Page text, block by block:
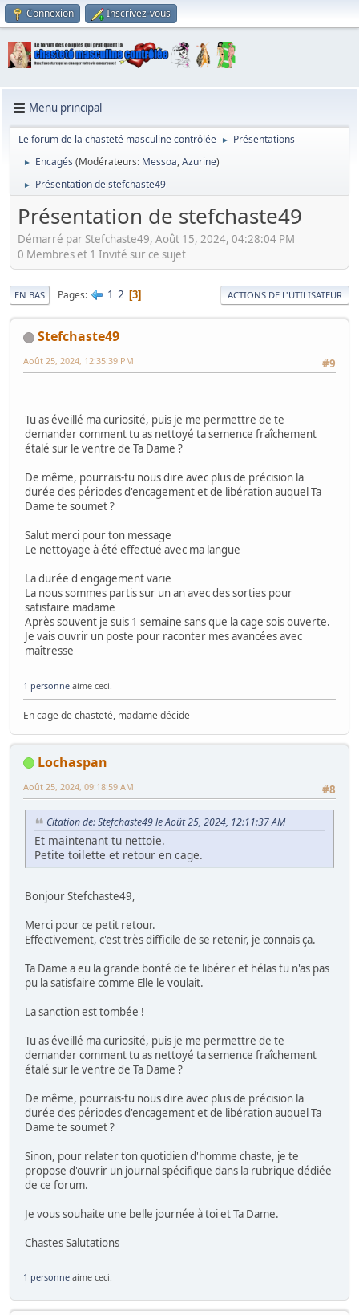
Connexion Inscrivez-vous
Menu principal
Le forum de la chasteté masculine contrôlée ► Présentations
► Encagés (Modérateurs: Messoa,Azurine)
► Présentation de stefchaste49
Présentation de stefchaste49
Démarré par Stefchaste49, Août 15, 2024, 04:28:04 PM
0 Membres et 1 Invité sur ce sujet
EN BAS Pages 1 2 3 ACTIONS DE L'UTILISATEUR
Stefchaste49
#9
Août 25, 2024, 12:35:39 PM
Tu as éveillé ma curiosité, puis je me permettre de te
demander comment tu as nettoyé ta semence fraîchement
étalé sur le ventre de Ta Dame ?
De même, pourrais-tu nous dire avec plus de précision la
durée des périodes d'encagement et de libération auquel Ta
Dame te soumet ?
Salut merci pour ton message
Le nettoyage à été effectué avec ma langue
La durée d engagement varie
La nous sommes partis sur un an avec des sorties pour
satisfaire madame
Après souvent je suis 1 semaine sans que la cage sois ouverte.
Je vais ouvrir un poste pour raconter mes avancées avec
maîtresse
1 personne aime ceci.
En cage de chasteté, madame décide
Lochaspan
#8
Août 25, 2024, 09:18:59 AM
Citation de: Stefchaste49 le Août 25, 2024, 12:11:37 AM
Et maintenant tu nettoie.
Petite toilette et retour en cage.
Bonjour Stefchaste49,
Merci pour ce petit retour.
Effectivement, c'est très difficile de se retenir, je connais ça.
Ta Dame a eu la grande bonté de te libérer et hélas tu n'as pas
pu la satisfaire comme Elle le voulait.
La sanction est tombée !
Tu as éveillé ma curiosité, puis je me permettre de te
demander comment tu as nettoyé ta semence fraîchement
étalé sur le ventre de Ta Dame ?
De même, pourrais-tu nous dire avec plus de précision la
durée des périodes d'encagement et de libération auquel Ta
Dame te soumet ?
Sinon, pour relater ton quotidien d'homme chaste, je te
propose d'ouvrir un journal spécifique dans la rubrique dédiée
de ce forum.
Je vous souhaite une belle journée à toi et Ta Dame.
Chastes Salutations
1 personne aime ceci.